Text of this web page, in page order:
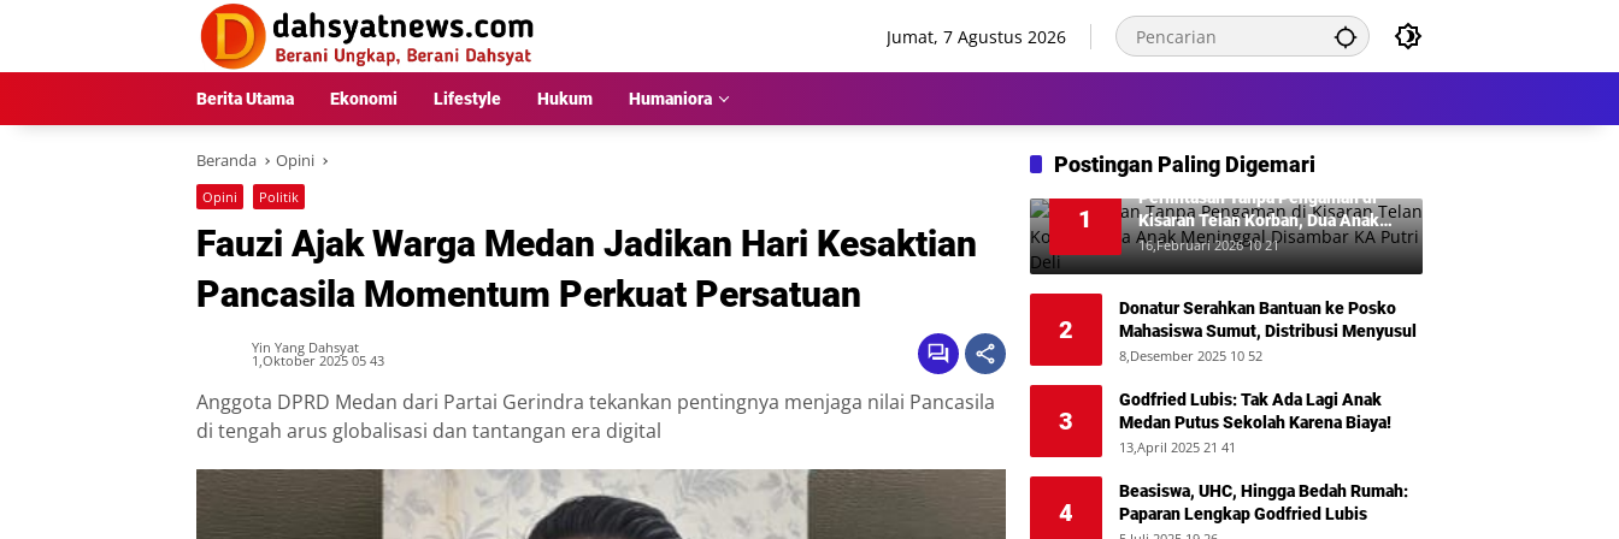
Jumat, 7 Agustus 2026
Berita Utama Ekonomi Lifestyle Hukum Humaniora
Beranda Opini
Opini Politik
Fauzi Ajak Warga Medan Jadikan Hari Kesaktian
Pancasila Momentum Perkuat Persatuan
Yin Yang Dahsyat
1,Oktober 2025 05 43
Anggota DPRD Medan dari Partai Gerindra tekankan pentingnya menjaga nilai Pancasila
di tengah arus globalisasi dan tantangan era digital
Postingan Paling Digemari
1
Perlintasan Tanpa Pengaman di
Kisaran Telan Korban, Dua Anak
Meninggal Disambar KA Putri Deli
16,Februari 2026 10 21
2
Donatur Serahkan Bantuan ke Posko
Mahasiswa Sumut, Distribusi Menyusul
8,Desember 2025 10 52
3
Godfried Lubis: Tak Ada Lagi Anak
Medan Putus Sekolah Karena Biaya!
13,April 2025 21 41
4
Beasiswa, UHC, Hingga Bedah Rumah:
Paparan Lengkap Godfried Lubis